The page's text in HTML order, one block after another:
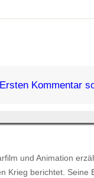
Ersten Kommentar
und Animation
Krieg berichtet.